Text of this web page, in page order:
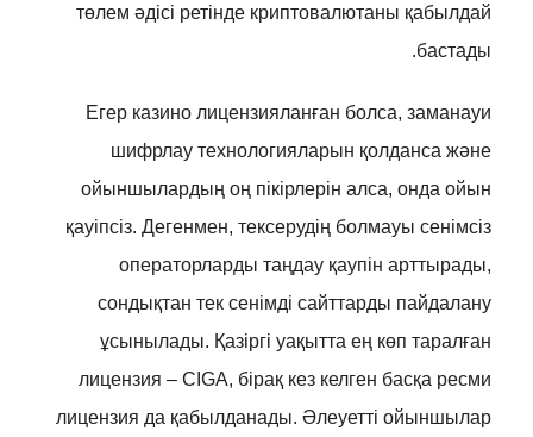
төлем әдісі ретінде криптовалютаны қабылдай
бастады.
Егер казино лицензияланған болса, заманауи
шифрлау технологияларын қолданса және
ойыншылардың оң пікірлерін алса, онда ойын
қауіпсіз. Дегенмен, тексерудің болмауы сенімсіз
операторларды таңдау қаупін арттырады,
сондықтан тек сенімді сайттарды пайдалану
ұсынылады. Қазіргі уақытта ең көп таралған
лицензия – CIGA, бірақ кез келген басқа ресми
лицензия да қабылданады. Әлеуетті ойыншылар